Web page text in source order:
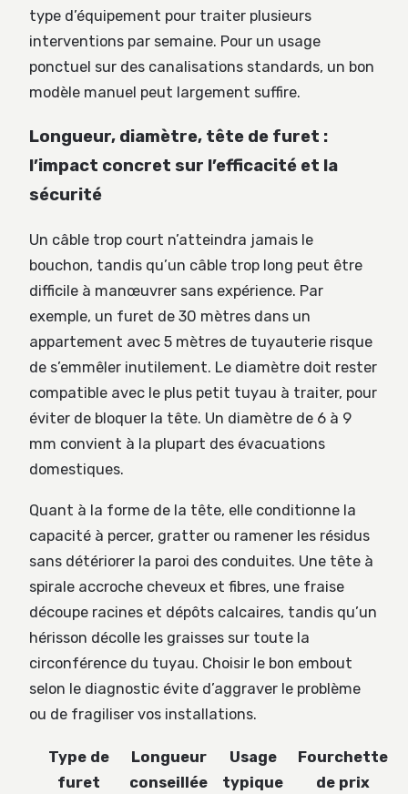
type d’équipement pour traiter plusieurs
interventions par semaine. Pour un usage
ponctuel sur des canalisations standards, un bon
modèle manuel peut largement suffire.
Longueur, diamètre, tête de furet :
l’impact concret sur l’efficacité et la
sécurité
Un câble trop court n’atteindra jamais le
bouchon, tandis qu’un câble trop long peut être
difficile à manœuvrer sans expérience. Par
exemple, un furet de 30 mètres dans un
appartement avec 5 mètres de tuyauterie risque
de s’emmêler inutilement. Le diamètre doit rester
compatible avec le plus petit tuyau à traiter, pour
éviter de bloquer la tête. Un diamètre de 6 à 9
mm convient à la plupart des évacuations
domestiques.
Quant à la forme de la tête, elle conditionne la
capacité à percer, gratter ou ramener les résidus
sans détériorer la paroi des conduites. Une tête à
spirale accroche cheveux et fibres, une fraise
découpe racines et dépôts calcaires, tandis qu’un
hérisson décolle les graisses sur toute la
circonférence du tuyau. Choisir le bon embout
selon le diagnostic évite d’aggraver le problème
ou de fragiliser vos installations.
Type de
furet
Longueur
conseillée
Usage
typique
Fourchette
de prix